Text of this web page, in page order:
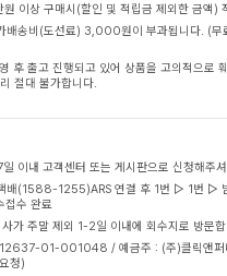
이상 구매시(할인 및 적립금 제외한 금액)
배송비(도선료) 3,000원이 부과됩니다. (무
후 출고 진행되고 있어 상품을 고의적으로
절대 불가합니다.
이내 고객센터 또는 게시판으로 신청해주
배(1588-1255)ARS 연결 후 1번 ▷ 1번 ▷
수 완료
가 주말 제외 1-2일 이내에 회수지로 방문합
01-001048 / 예금주 : (주)클릭앤퍼
청)